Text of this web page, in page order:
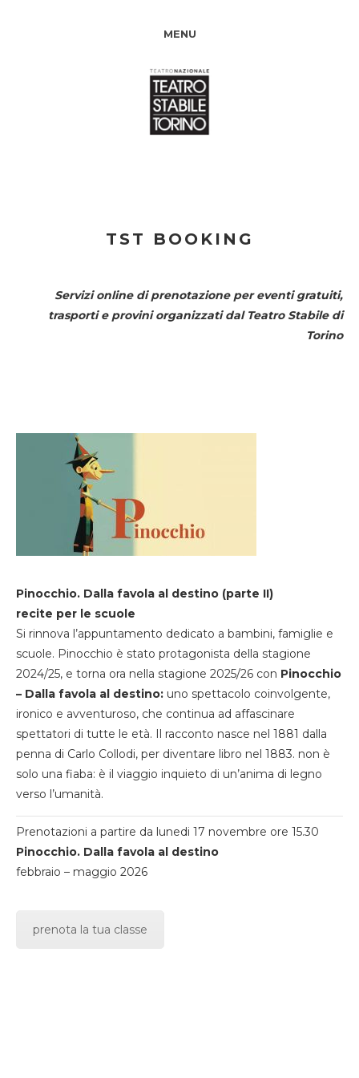
MENU
TST BOOKING
Servizi online di prenotazione per eventi gratuiti,
trasporti e provini organizzati dal Teatro Stabile di
Torino
Pinocchio. Dalla favola al destino (parte II)
recite per le scuole
Si rinnova l’appuntamento dedicato a bambini, famiglie e
scuole. Pinocchio è stato protagonista della stagione
2024/25, e torna ora nella stagione 2025/26 con Pinocchio
– Dalla favola al destino: uno spettacolo coinvolgente,
ironico e avventuroso, che continua ad affascinare
spettatori di tutte le età. Il racconto nasce nel 1881 dalla
penna di Carlo Collodi, per diventare libro nel 1883. non è
solo una fiaba: è il viaggio inquieto di un’anima di legno
verso l’umanità.
Prenotazioni a partire da lunedi 17 novembre ore 15.30
Pinocchio. Dalla favola al destino
febbraio – maggio 2026
prenota la tua classe